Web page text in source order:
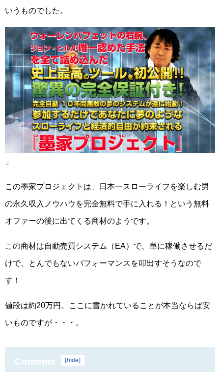
いうものでした。
」
この墨家プロジェクトは、日本一スローライフを楽しむ男
の永久収入ノウハウを完全無料で手に入れる！という無料
オファーの後に出てくる商材のようです。
この商材は自動売買システム（EA）で、単に稼働させるだ
けで、とんでもないパフォーマンスを叩出すそうなので
す！
値段は約20万円。ここに書かれていることが本当ならば安
いものですが・・・。
Contents [hide]